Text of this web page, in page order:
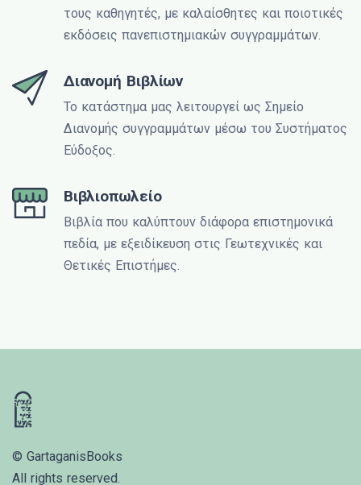
τους καθηγητές, με καλαίσθητες και ποιοτικές
εκδόσεις πανεπιστημιακών συγγραμμάτων.
Διανομή Βιβλίων
Το κατάστημα μας λειτουργεί ως Σημείο
Διανομής συγγραμμάτων μέσω του Συστήματος
Εύδοξος.
Βιβλιοπωλείο
Βιβλία που καλύπτουν διάφορα επιστημονικά
πεδία, με εξειδίκευση στις Γεωτεχνικές και
Θετικές Επιστήμες.
© GartaganisBooks
All rights reserved.